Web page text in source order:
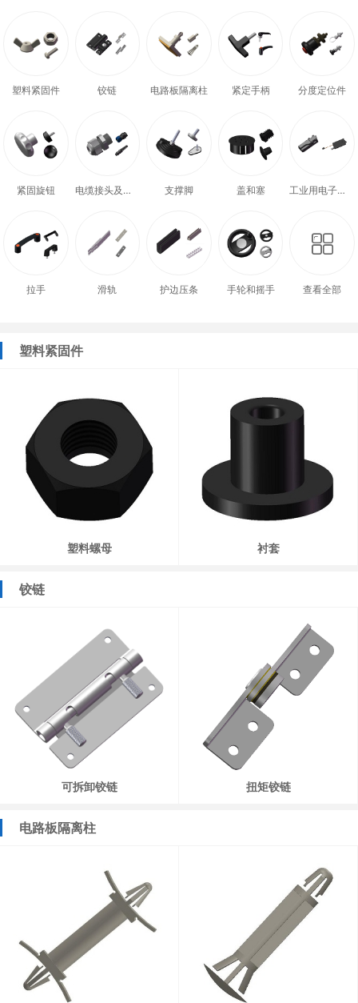
塑料紧固件 铰链 电路板隔离柱 紧定手柄 分度定位件
紧固旋钮 电缆接头及配件 支撑脚 盖和塞 工业用电子式门锁
拉手 滑轨 护边压条 手轮和摇手 查看全部
塑料紧固件
塑料螺母 衬套
铰链
可拆卸铰链 扭矩铰链
电路板隔离柱